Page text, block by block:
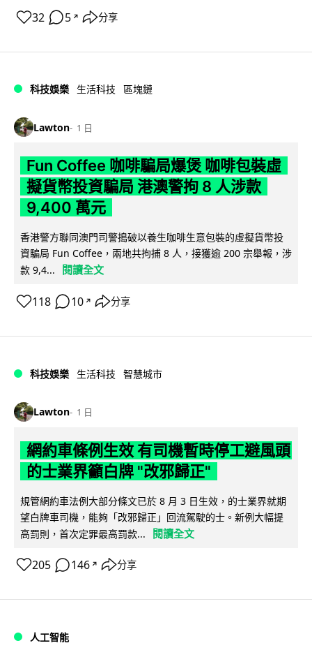
32 5 ↗ 分享
科技娛樂 生活科技 區塊鏈
Lawton 1 日
Fun Coffee 咖啡騙局爆煲 咖啡包裝虛
擬貨幣投資騙局 港澳警拘 8 人涉款
9,400 萬元
香港警方聯同澳門司警搗破以養生咖啡生意包裝的虛擬貨幣投
資騙局 Fun Coffee，兩地共拘捕 8 人，接獲逾 200 宗舉報，涉
款 9,4...
閱讀全文
118 10 ↗ 分享
科技娛樂 生活科技 智慧城市
Lawton 1 日
網約車條例生效 有司機暫時停工避風頭
的士業界籲白牌 "改邪歸正"
規管網約車法例大部分條文已於 8 月 3 日生效，的士業界就期
望白牌車司機，能夠「改邪歸正」回流駕駛的士。新例大幅提
高罰則，首次定罪最高罰款...
閱讀全文
205 146 ↗ 分享
人工智能